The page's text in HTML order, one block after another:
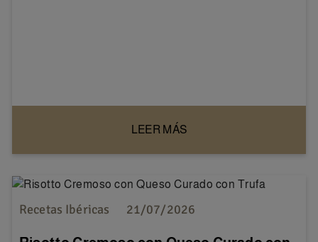
LEER MÁS
Recetas Ibéricas 21/07/2026